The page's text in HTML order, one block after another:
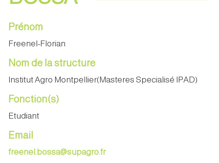
Prénom
Freenel-Florian
Nom de la structure
Institut Agro Montpellier(Masteres Specialisé IPAD)
Fonction(s)
Etudiant
Email
freenel.bossa@supagro.fr